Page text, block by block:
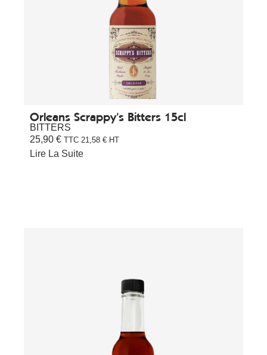
Orleans Scrappy’s Bitters 15cl
BITTERS
25,90 € TTC 21,58 € HT
Lire La Suite